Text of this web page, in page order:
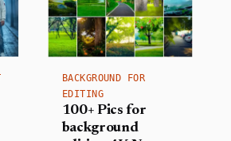
BACKGROUND FOR
EDITING
100+ Pics for
background